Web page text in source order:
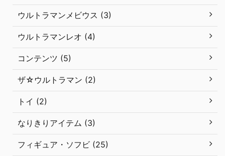
ウルトラマンメビウス (3)
ウルトラマンレオ (4)
コンテンツ (5)
ザ☆ウルトラマン (2)
トイ (2)
なりきりアイテム (3)
フィギュア・ソフビ (25)